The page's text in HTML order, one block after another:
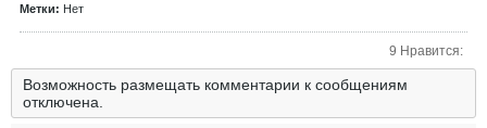
Метки: Нет
9 Нравится:
Возможность размещать комментарии к сообщениям
отключена.